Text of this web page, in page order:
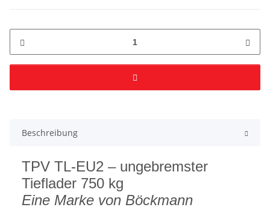
Beschreibung
TPV TL-EU2 – ungebremster
Tieflader 750 kg
Eine Marke von Böckmann